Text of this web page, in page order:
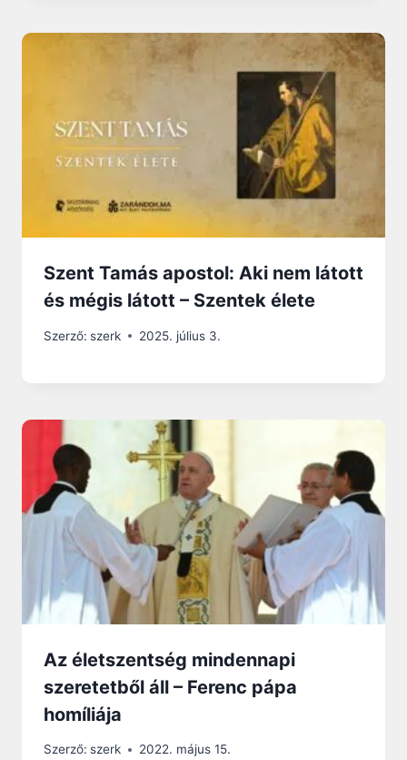
Szent Tamás apostol: Aki nem látott
és mégis látott – Szentek élete
Szerző: szerk 2025. július 3.
Az életszentség mindennapi
szeretetből áll – Ferenc pápa
homíliája
Szerző: szerk 2022. május 15.